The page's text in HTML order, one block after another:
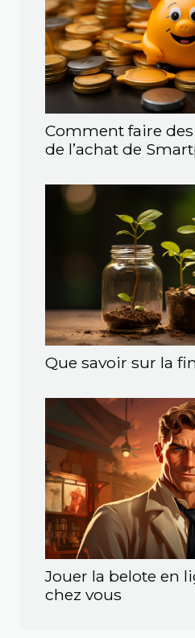
Comment faire
de l’achat de
Que savoir sur la
Jouer la belote en
chez vous